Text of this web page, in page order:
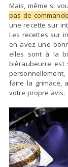
Mais, même si
pas de
une recette sur
Les recettes sur
en avez une
elles sont à la
bièraubeurre est
faire la grimace,
votre propre avis.